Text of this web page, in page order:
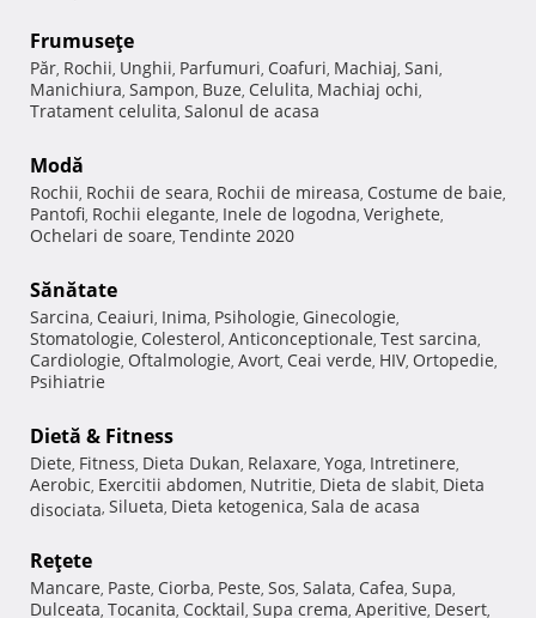
Frumuseţe
Păr, Rochii, Unghii, Parfumuri, Coafuri, Machiaj, Sani,
Manichiura, Sampon, Buze, Celulita, Machiaj ochi,
Tratament celulita, Salonul de acasa
Modă
Rochii, Rochii de seara, Rochii de mireasa, Costume de baie,
Pantofi, Rochii elegante, Inele de logodna, Verighete,
Ochelari de soare, Tendinte 2020
Sănătate
Sarcina, Ceaiuri, Inima, Psihologie, Ginecologie,
Stomatologie, Colesterol, Anticonceptionale, Test sarcina,
Cardiologie, Oftalmologie, Avort, Ceai verde, HIV, Ortopedie,
Psihiatrie
Dietă & Fitness
Diete, Fitness, Dieta Dukan, Relaxare, Yoga, Intretinere,
Aerobic, Exercitii abdomen, Nutritie, Dieta de slabit, Dieta
disociata, Silueta, Dieta ketogenica, Sala de acasa
Reţete
Mancare, Paste, Ciorba, Peste, Sos, Salata, Cafea, Supa,
Dulceata, Tocanita, Cocktail, Supa crema, Aperitive, Desert,